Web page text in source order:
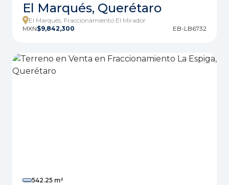
El Marqués, Querétaro
El Marqués, Fraccionamiento El Mirador
MXN$9,842,300 EB-LB6732
542.25 m²